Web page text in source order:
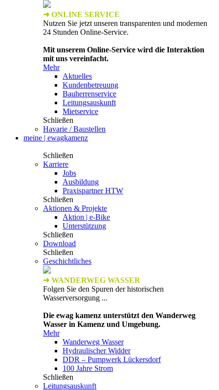
➜ ONLINE SERVICE
Nutzen Sie jetzt unseren transparenten und modernen
24 Stunden Online-Service.
Mit unserem Online-Service wird die Interaktion
mit uns vereinfacht.
Mehr
Aktuelles
Kundenbetreuung
Bauherrenservice
Leitungsauskunft
Mietservice
Schließen
Havarie / Baustellen
meine | ewagkamenz
Schließen
Karriere
Jobs
Ausbildung
Praxispartner HTW
Schließen
Aktionen & Projekte
Aktion | e-Bike
Unterstützung
Schließen
Download
Schließen
Geschichtliches
➜ WANDERWEG WASSER
Folgen Sie den Spuren der historischen
Wasserversorgung ...
Die ewag kamenz unterstützt den Wanderweg
Wasser in Kamenz und Umgebung.
Mehr
Wanderweg Wasser
Hydraulischer Widder
DDR – Pumpwerk Lückersdorf
100 Jahre Strom
Schließen
Leitungsauskunft